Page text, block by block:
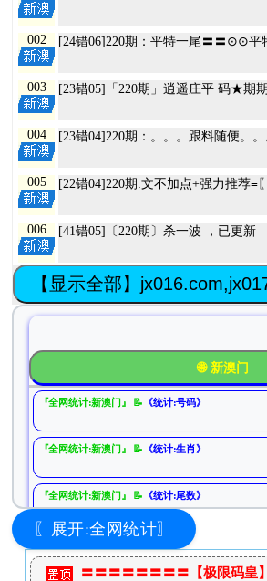
002 [24错06]220期：平特一尾〓〓⊙⊙
003 [23错05]「220期」逍遥庄平 码★期
004 [23错04]220期：。。。跟料随便。
005 [22错04]220期:文不加点+强力推荐≡
006 [41错05]〔220期〕杀一波 ，已更新
【显示全部】
🌐 新澳门
『全网统计:新澳门』 📝 《统计:号码》
『全网统计:新澳门』 📝 《统计:生肖》
『全网统计:新澳门』 📝 《统计:尾数》
《统计:头单双》
〖展开:全网统计〗
〓〓〓〓〓〓〓〓【极限码皇